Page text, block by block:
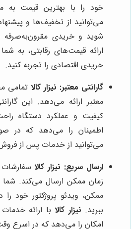
خود را با بهترین قیمت به
می‌توانید از تخفیف‌ها و
شوید و خریدی مقرون‌به‌صرفه
ارائه قیمت‌های رقابتی، به
خریدی اقتصادی را تجربه کنید.
گارانتی معتبر: نیزار کالا تمامی
معتبر ارائه می‌دهد. این
کیفیت و عملکرد دستگاه
اطمینان را می‌دهد که در
می‌توانید از خدمات پس از
ارسال سریع: نیزار کالاسفارشات
زمان ممکن ارسال می‌کند. شما
ممکن، ویدئو پروژکتور خود
ببرید. نیزار کالابا ارائه
امکان را می‌دهد که در اسرع